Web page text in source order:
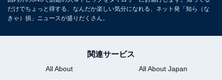
だけでちょっと得する、なんだか楽しい気分になれる、ネット発「知ら（な
きゃ）損」ニュースが盛りだくさん。
関連サービス
All About
All About Japan